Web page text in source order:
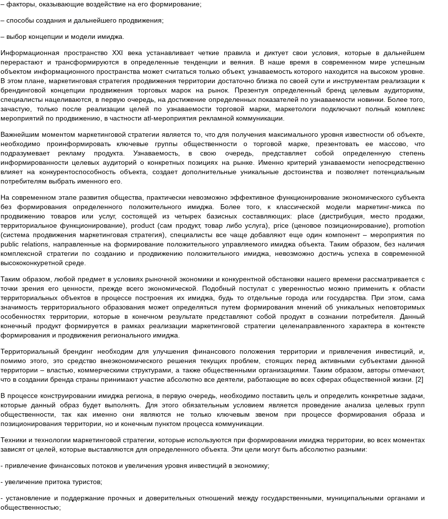
– факторы, оказывающие воздействие на его формирование;
– способы создания и дальнейшего продвижения;
– выбор концепции и модели имиджа.
Информационная пространство XXI века устанавливает четкие правила и диктует свои условия, которые в дальнейшем
перерастают и трансформируются в определенные тенденции и веяния. В наше время в современном мире успешным
объектом информационного пространства может считаться только объект, узнаваемость которого находится на высоком уровне.
В этом плане, маркетинговая стратегия продвижения территории достаточно близка по своей сути и инструментам реализации к
брендинговой концепции продвижения торговых марок на рынок. Презентуя определенный бренд целевым аудиториям,
специалисты нацеливаются, в первую очередь, на достижение определенных показателей по узнаваемости новинки. Более того,
зачастую, только после реализации целей по узнаваемости торговой марки, маркетологи подключают полный комплекс
мероприятий по продвижению, в частности atl-мероприятия рекламной коммуникации.
Важнейшим моментом маркетинговой стратегии является то, что для получения максимального уровня известности об объекте,
необходимо проинформировать ключевые группы общественности о торговой марке, презентовать ее массово, что
подразумевает рекламу продукта. Узнаваемость, в свою очередь, представляет собой определенную степень
информированности целевых аудиторий о конкретных позициях на рынке. Именно критерий узнаваемости непосредственно
влияет на конкурентоспособность объекта, создает дополнительные уникальные достоинства и позволяет потенциальным
потребителям выбрать именного его.
На современном этапе развития общества, практически невозможно эффективное функционирование экономического субъекта
без формирования определенного положительного имиджа. Более того, к классической модели маркетинг-микса по
продвижению товаров или услуг, состоящей из четырех базисных составляющих: place (дистрибуция, место продажи,
территориальное функционирование), product (сам продукт, товар либо услуга), рrice (ценовое позиционирование), рromotion
(система продвижения маркетинговая стратегия), специалисты все чаще добавляют еще один компонент – мероприятия по
public relations, направленные на формирование положительного управляемого имиджа объекта. Таким образом, без наличия
комплексной стратегии по созданию и продвижению положительного имиджа, невозможно достичь успеха в современной
высококонкуретной среде.
Таким образом, любой предмет в условиях рыночной экономики и конкурентной обстановки нашего времени рассматривается с
точки зрения его ценности, прежде всего экономической. Подобный постулат с уверенностью можно применить к области
территориальных объектов в процессе построения их имиджа, будь то отдельные города или государства. При этом, сама
значимость территориального образования может определяться путем формирования мнений об уникальных неповторимых
особенностях территории, которые в конечном результате представляют собой продукт в сознании потребителя. Данный
конечный продукт формируется в рамках реализации маркетинговой стратегии целенаправленного характера в контексте
формирования и продвижения регионального имиджа.
Территориальный брендинг необходим для улучшения финансового положения территории и привлечения инвестиций, и,
помимо этого, это средство внеэкономического решения текущих проблем, стоящих перед активными субъектами данной
территории – властью, коммерческими структурами, а также общественными организациями. Таким образом, авторы отмечают,
что в создании бренда страны принимают участие абсолютно все деятели, работающие во всех сферах общественной жизни.
[2]
В процессе конструировании имиджа региона, в первую очередь, необходимо поставить цель и определить конкретные задачи,
которые данный образ будет выполнять. Для этого обязательным условием является проведение анализа целевых групп
общественности, так как именно они являются не только ключевым звеном при процессе формирования образа и
позиционирования территории, но и конечным пунктом процесса коммуникации.
Техники и технологии маркетинговой стратегии, которые используются при формировании имиджа территории, во всех моментах
зависят от целей, которые выставляются для определенного объекта. Эти цели могут быть абсолютно разными:
- привлечение финансовых потоков и увеличения уровня инвестиций в экономику;
- увеличение притока туристов;
- установление и поддержание прочных и доверительных отношений между государственными, муниципальными органами и
общественностью;